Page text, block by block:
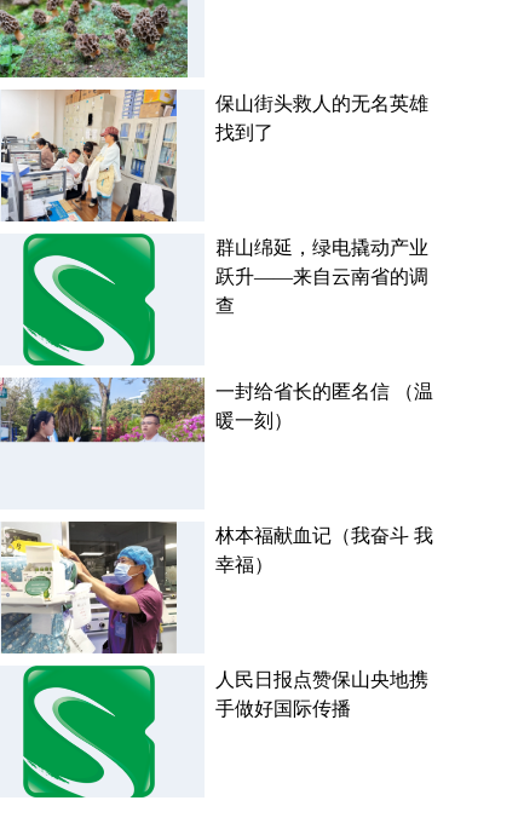
保山街头救人的无名英雄
找到了
群山绵延，绿电撬动产业
跃升——来自云南省的调
查
一封给省长的匿名信 （温
暖一刻）
林本福献血记（我奋斗 我
幸福）
人民日报点赞保山央地携
手做好国际传播